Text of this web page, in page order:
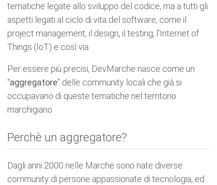
tematiche legate allo sviluppo del codice, ma a tutti gli
aspetti legati al ciclo di vita del software, come il
project management, il design, il testing, l’Internet of
Things (IoT) e così via.
Per essere più precisi, DevMarche nasce come un
“aggregatore” delle community locali che già si
occupavano di queste tematiche nel territorio
marchigiano.
Perchè un aggregatore?
Dagli anni 2000 nelle Marche sono nate diverse
community di persone appassionate di tecnologia, ed